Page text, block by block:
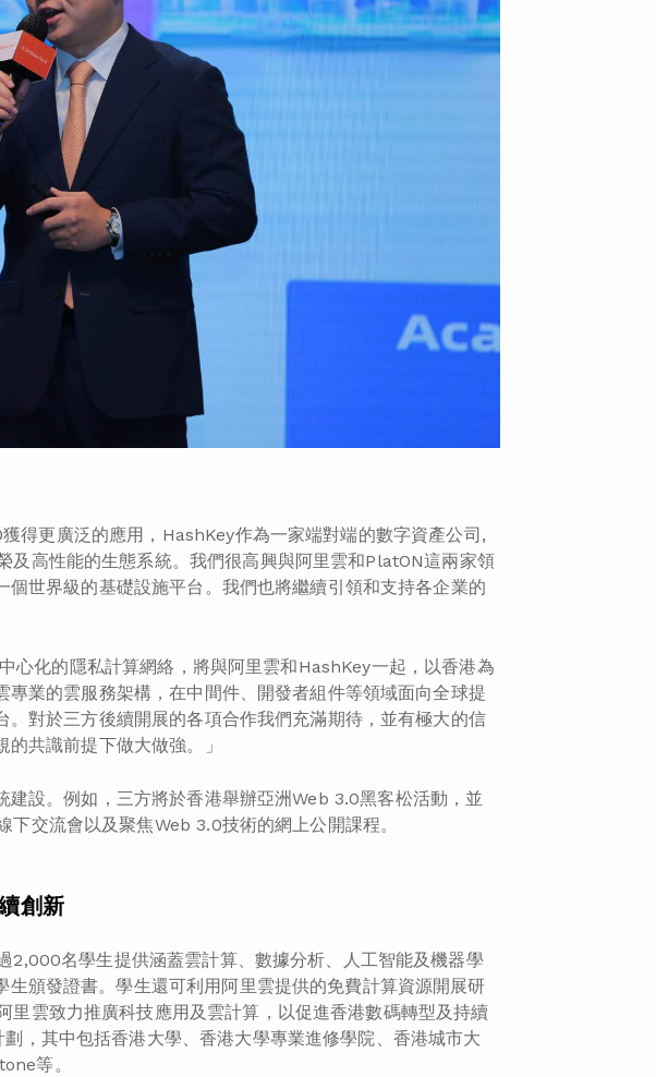
得更廣泛的應用，HashKey作為一家端對端的數字資產公司,
及高性能的生態系統。我們很高興與阿里雲和PlatON這兩家領
世界級的基礎設施平台。我們也將繼續引領和支持各企業的
心化的隱私計算網絡，將與阿里雲和HashKey一起，以香港為
業的雲服務架構，在中間件、開發者組件等領域面向全球提
對於三方後續開展的各項合作我們充滿期待，並有極大的信
共識前提下做大做強。」
設。例如，三方將於香港舉辦亞洲Web 3.0黑客松活動，並
交流會以及聚焦Web 3.0技術的網上公開課程。
創新
2,000名學生提供涵蓋雲計算、數據分析、人工智能及機器學
頒發證書。學生還可利用阿里雲提供的免費計算資源開展研
里雲致力推廣科技應用及雲計算，以促進香港數碼轉型及持續
，其中包括香港大學、香港大學專業進修學院、香港城市大
等。